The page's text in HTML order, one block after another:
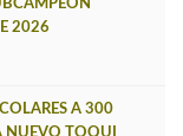
2026
A 300
NUEVO TOQUI